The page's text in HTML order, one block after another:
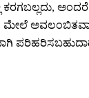
ಕರಗಬಲ್ಲದು,